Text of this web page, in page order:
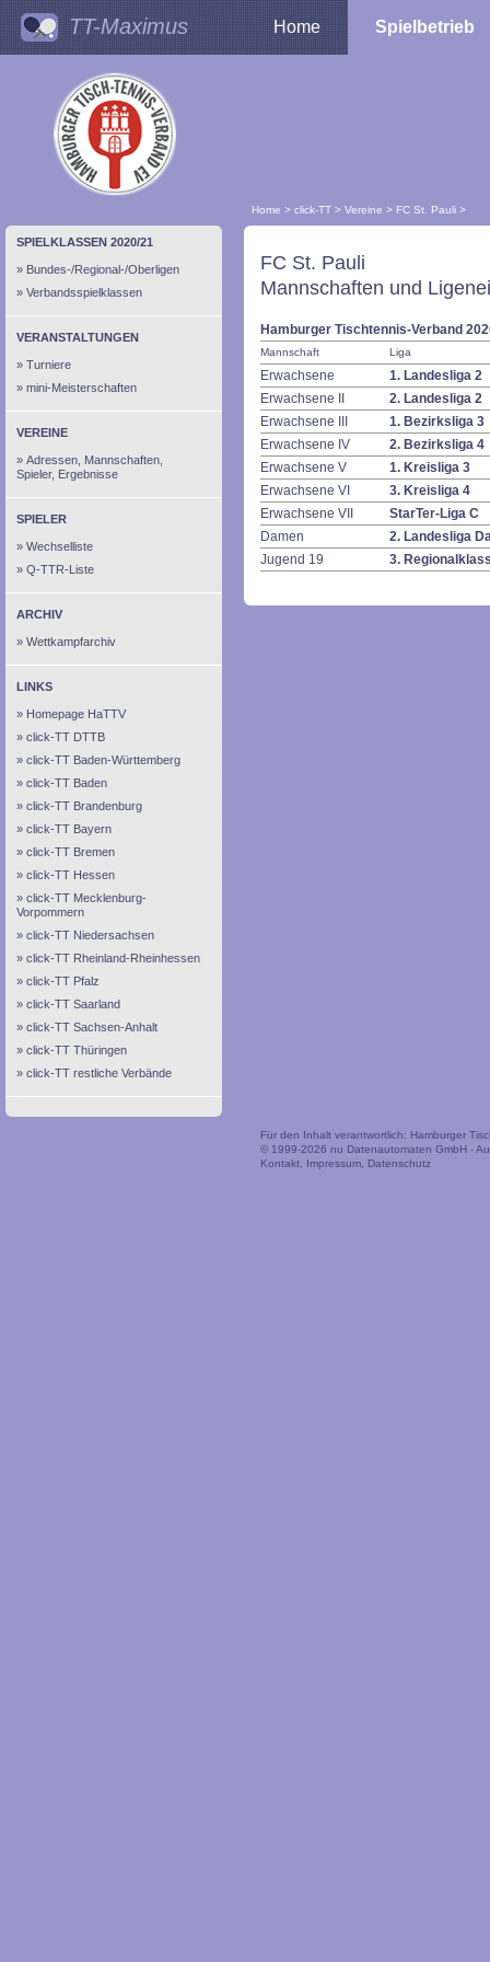
TT-Maximus Home Spielbetrieb
Home > click-TT > Vereine > FC St. Pauli >
SPIELKLASSEN 2020/21
Bundes-/Regional-/Oberligen
Verbandsspielklassen
VERANSTALTUNGEN
Turniere
mini-Meisterschaften
VEREINE
Adressen, Mannschaften,
Spieler, Ergebnisse
SPIELER
Wechselliste
Q-TTR-Liste
ARCHIV
Wettkampfarchiv
LINKS
Homepage HaTTV
click-TT DTTB
click-TT Baden-Württemberg
click-TT Baden
click-TT Brandenburg
click-TT Bayern
click-TT Bremen
click-TT Hessen
click-TT Mecklenburg-
Vorpommern
click-TT Niedersachsen
click-TT Rheinland-Rheinhessen
click-TT Pfalz
click-TT Saarland
click-TT Sachsen-Anhalt
click-TT Thüringen
click-TT restliche Verbände
FC St. Pauli
Mannschaften und
Hamburger Tischtennis-Verband
Mannschaft Liga
Erwachsene
1. Landesliga 2
Erwachsene II
2. Landesliga 2
Erwachsene III
1. Bezirksliga 3
Erwachsene IV
2. Bezirksliga 4
Erwachsene V
1. Kreisliga 3
Erwachsene VI
3. Kreisliga 4
Erwachsene VII
StarTer-Liga C
Damen
2. Landesliga
Jugend 19
3.
Für den Inhalt verantwortlich: Hamburger
© 1999-2026 nu Datenautomaten GmbH -
Kontakt
Impressum Datenschutz